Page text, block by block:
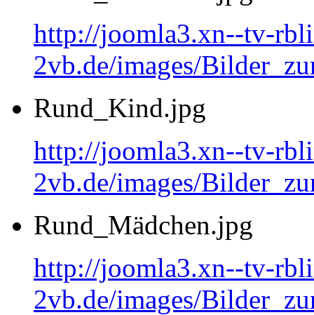
http://joomla3.xn--tv-
2vb.de/images/
Rund_Kind.jpg
http://joomla3.xn--tv-
2vb.de/images/
Rund_Mädchen.jpg
http://joomla3.xn--tv-
2vb.de/images/